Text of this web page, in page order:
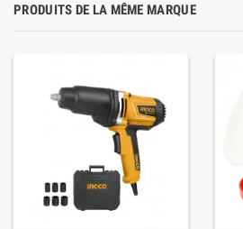
PRODUITS DE LA MÊME MARQUE